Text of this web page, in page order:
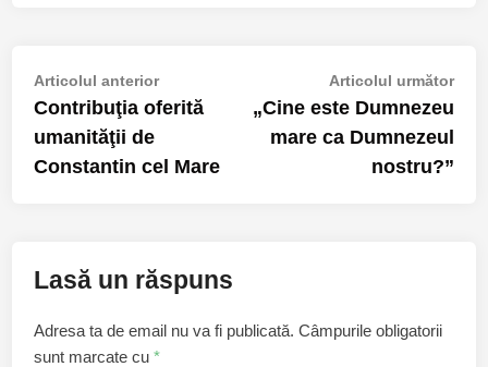
Navigare
în
articole
Articolul anteriorArticolul
anterior:
Contribuţia oferită
umanităţii de
Constantin cel Mare
Articolul următor
„Cine este Dumnezeu
mare ca Dumnezeul
nostru?”
Lasă un răspuns
Adresa ta de email nu va fi publicată. Câmpurile obligatorii
sunt marcate cu*